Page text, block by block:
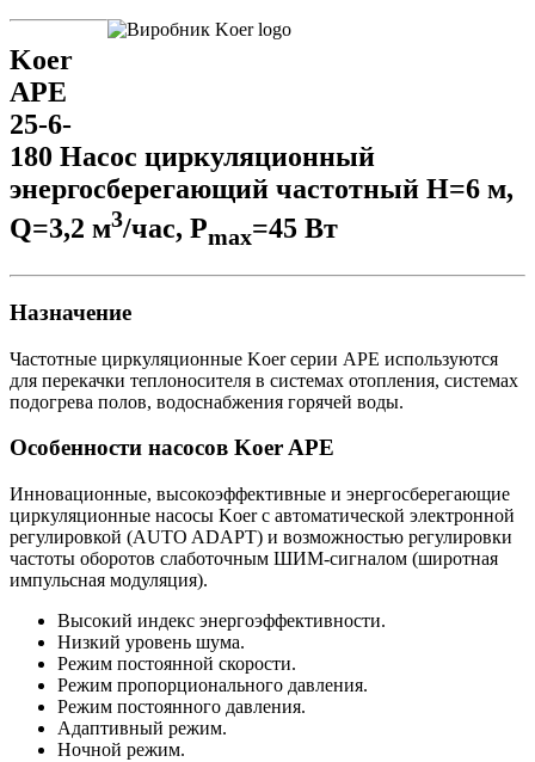
Koer
APE
25-6-
180 Насос циркуляционный
энергосберегающий частотный Н=6 м,
Q=3,2 м3/час, Pmax=45 Вт
Назначение
Частотные циркуляционные Koer серии APE используются
для перекачки теплоносителя в системах отопления, системах
подогрева полов, водоснабжения горячей воды.
Особенности насосов Koer APE
Инновационные, высокоэффективные и энергосберегающие
циркуляционные насосы Koer с автоматической электронной
регулировкой (AUTO ADAPT) и возможностью регулировки
частоты оборотов слаботочным ШИМ-сигналом (широтная
импульсная модуляция).
Высокий индекс энергоэффективности.
Низкий уровень шума.
Режим постоянной скорости.
Режим пропорционального давления.
Режим постоянного давления.
Адаптивный режим.
Ночной режим.